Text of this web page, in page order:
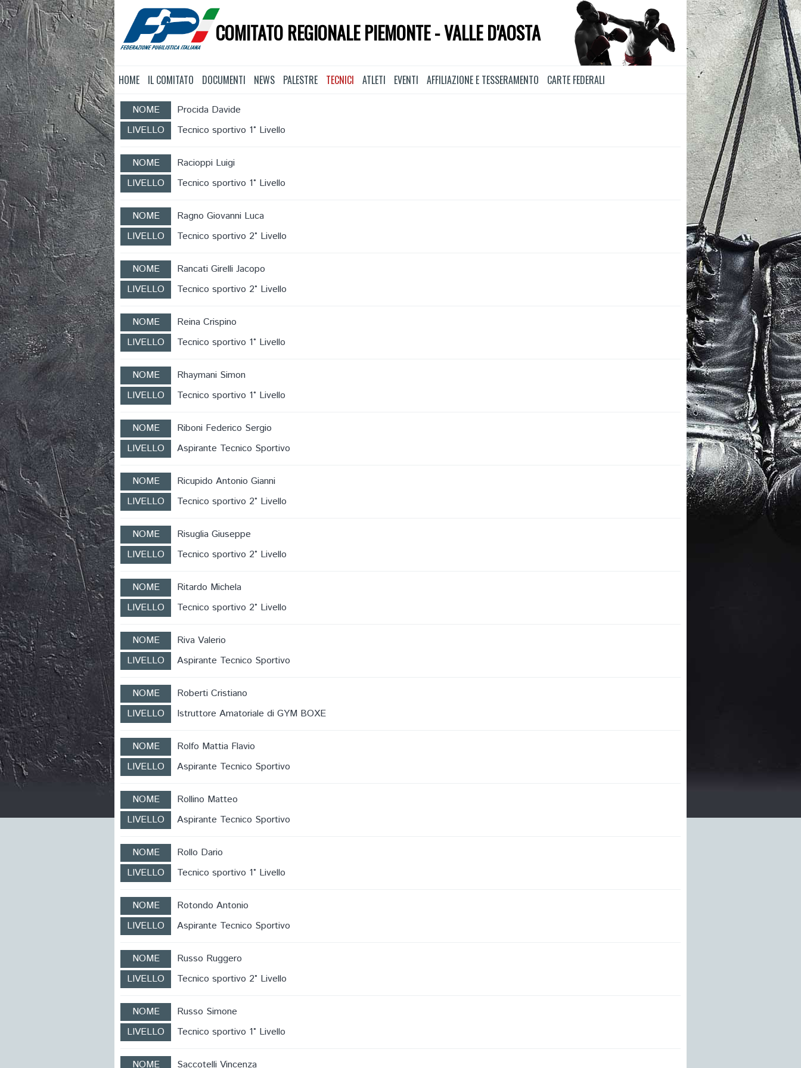
COMITATO REGIONALE PIEMONTE - VALLE D'AOSTA
HOME IL COMITATO DOCUMENTI NEWS PALESTRE TECNICI ATLETI EVENTI AFFILIAZIONE E TESSERAMENTO CARTE FEDERALI
NOME
Procida Davide
LIVELLO
Tecnico sportivo 1° Livello
NOME
Racioppi Luigi
LIVELLO
Tecnico sportivo 1° Livello
NOME
Ragno Giovanni Luca
LIVELLO
Tecnico sportivo 2° Livello
NOME
Rancati Girelli Jacopo
LIVELLO
Tecnico sportivo 2° Livello
NOME
Reina Crispino
LIVELLO
Tecnico sportivo 1° Livello
NOME
Rhaymani Simon
LIVELLO
Tecnico sportivo 1° Livello
NOME
Riboni Federico Sergio
LIVELLO
Aspirante Tecnico Sportivo
NOME
Ricupido Antonio Gianni
LIVELLO
Tecnico sportivo 2° Livello
NOME
Risuglia Giuseppe
LIVELLO
Tecnico sportivo 2° Livello
NOME
Ritardo Michela
LIVELLO
Tecnico sportivo 2° Livello
NOME
Riva Valerio
LIVELLO
Aspirante Tecnico Sportivo
NOME
Roberti Cristiano
LIVELLO
Istruttore Amatoriale di GYM BOXE
NOME
Rolfo Mattia Flavio
LIVELLO
Aspirante Tecnico Sportivo
NOME
Rollino Matteo
LIVELLO
Aspirante Tecnico Sportivo
NOME
Rollo Dario
LIVELLO
Tecnico sportivo 1° Livello
NOME
Rotondo Antonio
LIVELLO
Aspirante Tecnico Sportivo
NOME
Russo Ruggero
LIVELLO
Tecnico sportivo 2° Livello
NOME
Russo Simone
LIVELLO
Tecnico sportivo 1° Livello
NOME Saccotelli Vincenza